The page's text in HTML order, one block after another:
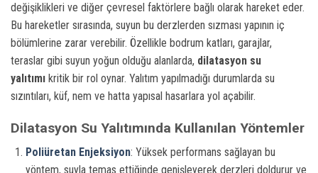
değişiklikleri ve diğer çevresel faktörlere bağlı olarak hareket eder.
Bu hareketler sırasında, suyun bu derzlerden sızması yapının iç
bölümlerine zarar verebilir. Özellikle bodrum katları, garajlar,
teraslar gibi suyun yoğun olduğu alanlarda, dilatasyon su
yalıtımı kritik bir rol oynar. Yalıtım yapılmadığı durumlarda su
sızıntıları, küf, nem ve hatta yapısal hasarlara yol açabilir.
Dilatasyon Su Yalıtımında Kullanılan Yöntemler
Poliüretan Enjeksiyon: Yüksek performans sağlayan bu
yöntem, suyla temas ettiğinde genişleyerek derzleri doldurur ve